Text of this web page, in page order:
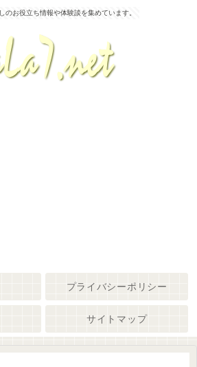
のお役立ち情報や体験談を集めています。
プライバシーポリシー
サイトマップ